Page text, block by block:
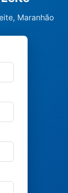
Maranhão